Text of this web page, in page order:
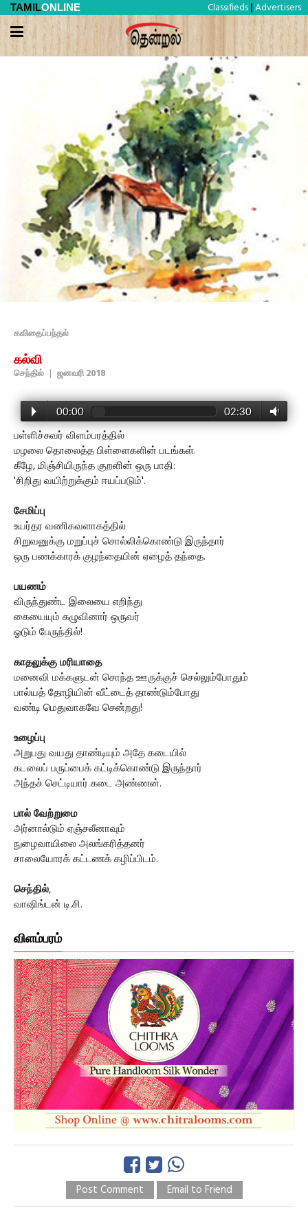
TAMILONLINE Classifieds | Advertisers
கவிதைப்பந்தல்
கல்வி
செந்தில் | ஜனவரி 2018
00:00 02:30
பள்ளிச்சுவர் விளம்பரத்தில்
மழலை தொலைத்த பிள்ளைகளின் படங்கள்.
கீழே, மிஞ்சியிருந்த குறளின் ஒரு பாதி:
'சிறிது வயிற்றுக்கும் ஈயப்படும்'.
சேமிப்பு
உயர்தர வணிகவளாகத்தில்
சிறுவனுக்கு மறுப்புச் சொல்லிக்கொண்டு இருந்தார்
ஒரு பணக்காரக் குழந்தையின் ஏழைத் தந்தை.
பயணம்
விருந்துண்ட இலையை எறிந்து
கையையும் கழுவினார் ஒருவர்
ஓடும் பேருந்தில்!
காதலுக்கு மரியாதை
மனைவி மக்களுடன் சொந்த ஊருக்குச் செல்லும்போதும்
பால்யத் தோழியின் வீட்டைத் தாண்டும்போது
வண்டி மெதுவாகவே சென்றது!
உழைப்பு
அறுபது வயது தாண்டியும் அதே கடையில்
கடலைப் பருப்பைக் கட்டிக்கொண்டு இருந்தார்
அந்தச் செட்டியார் கடை அண்ணன்.
பால் வேற்றுமை
அர்னால்டும் ஏஞ்சலீனாவும்
நுழைவாயிலை அலங்கரித்தனர்
சாலையோரக் கட்டணக் கழிப்பிடம்.
செந்தில்,
வாஷிங்டன் டி.சி.
விளம்பரம்
Post Comment Email to Friend